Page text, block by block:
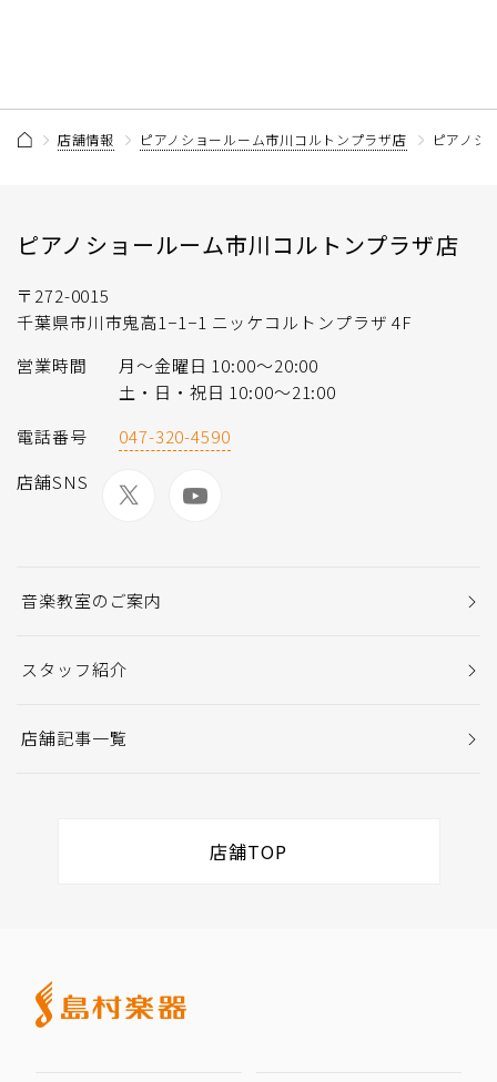
店舗情報 ピアノショールーム市川コルトンプラザ店 ピアノシ
ピアノショールーム市川コルトンプラザ店
〒272-0015
千葉県市川市鬼高1−1−1 ニッケコルトンプラザ 4F
営業時間
月〜金曜日 10:00〜20:00
土・日・祝日 10:00〜21:00
電話番号
047-320-4590
店舗SNS
音楽教室のご案内
スタッフ紹介
店舗記事一覧
店舗TOP